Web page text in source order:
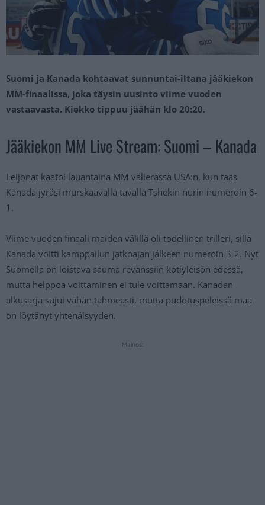
Suomi ja Kanada kohtaavat sunnuntai-iltana jääkiekon
MM-finaalissa, joka täysin uusinto viime vuoden
vastaavasta. Kiekko tippuu jäähän klo 20:20.
Jääkiekon MM Live Stream: Suomi – Kanada
Leijonat kaatoi lauantaina MM-välierässä USA:n, kun taas
Kanada jyräsi murskaavalla tavalla Tshekin nurin numeroin 6-
1.
Viime vuoden finaali maiden välillä oli todellinen trilleri, sillä
Kanada voitti kamppailun jatkoajan jälkeen numeroin 3-2. Nyt
Suomella on loistava sauma revanssiin kotiyleisön edessä,
mutta helppoa voittaminen ei tule voittamaan. Kanadan
alkusarja sujui vähän tahmeasti, mutta pudotuspeleissä maa
on löytänyt yhtenäisyyden.
Mainos: